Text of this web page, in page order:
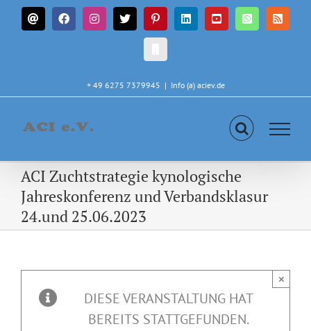
Zum
InhaltE-
Mail
FacebookInstagram
X PinterestLinkedInYouTubeWhatsApp
Rss
IN
+ 49 6275 7379945 | Info (a) aciev.de
ACI Zuchtstrategie kynologische
Jahreskonferenz und Verbandsklasur
24.und 25.06.2023
DIESE VERANSTALTUNG HAT
BEREITS STATTGEFUNDEN.
×